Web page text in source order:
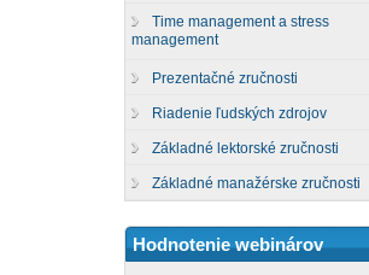
Time management a stress
management
Prezentačné zručnosti
Riadenie ľudských zdrojov
Základné lektorské zručnosti
Základné manažérske zručnosti
Hodnotenie webinárov